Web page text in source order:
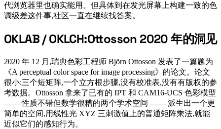
代浏览器里也确实能用。但具体到在发光屏幕上构建一致的色
调级差这件事,社区一直在继续找答案。
#
OKLAB / OKLCH:Ottosson 2020 年的洞见
2020 年 12 月,瑞典色彩工程师 Björn Ottosson 发表了一篇题为
《A perceptual color space for image processing》的论文。论文
很小:三个短矩阵,一个立方根步骤,没有校准表,没有有版权的参
考数据。Ottosson 拿来了已有的 IPT 和 CAM16-UCS 色彩模型
—— 性质不错但数学很糟的两个学术空间 —— 派生出一个更
简单的空间,用线性光 XYZ 三刺激值上的普通矩阵乘法,就能
近似它们的感知行为。